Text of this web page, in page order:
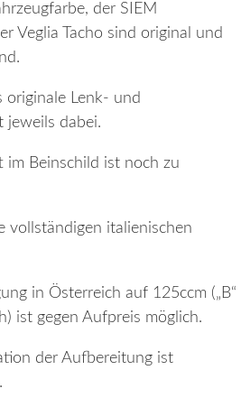
der SIEM
Veglia Tacho sind original und
originale Lenk- und
jeweils dabei.
im Beinschild ist noch zu
vollständigen italienischen
in Österreich auf 125ccm („B“
ist gegen Aufpreis möglich.
der Aufbereitung ist